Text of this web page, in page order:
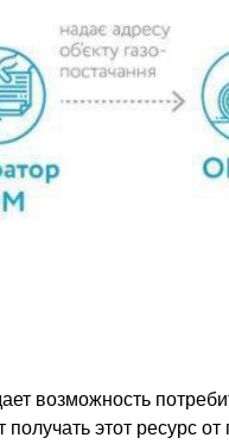
возможность
получать этот ресурс